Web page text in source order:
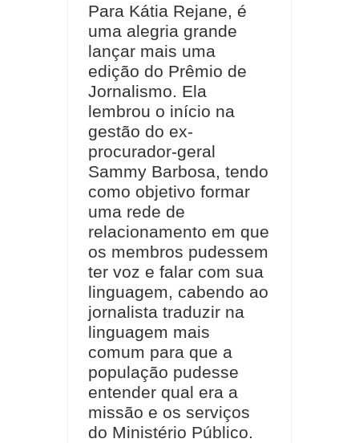
Para Kátia Rejane, é
uma alegria grande
lançar mais uma
edição do Prêmio de
Jornalismo. Ela
lembrou o início na
gestão do ex-
procurador-geral
Sammy Barbosa, tendo
como objetivo formar
uma rede de
relacionamento em que
os membros pudessem
ter voz e falar com sua
linguagem, cabendo ao
jornalista traduzir na
linguagem mais
comum para que a
população pudesse
entender qual era a
missão e os serviços
do Ministério Público.